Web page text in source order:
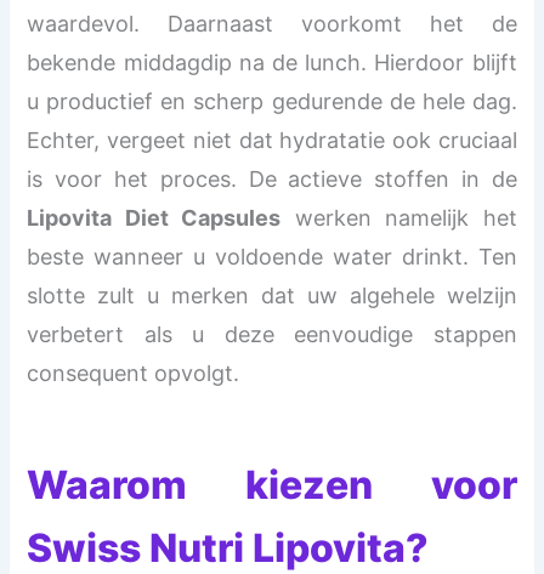
waardevol. Daarnaast voorkomt het de
bekende middagdip na de lunch. Hierdoor blijft
u productief en scherp gedurende de hele dag.
Echter, vergeet niet dat hydratatie ook cruciaal
is voor het proces. De actieve stoffen in de
Lipovita Diet Capsules werken namelijk het
beste wanneer u voldoende water drinkt. Ten
slotte zult u merken dat uw algehele welzijn
verbetert als u deze eenvoudige stappen
consequent opvolgt.
Waarom kiezen voor
Swiss Nutri Lipovita?